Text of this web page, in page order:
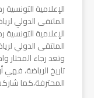
الإعلامية
الملتقى الدولي
الإعلامية
الملتقى الدولي
وتعد رجاء المختار
تاريخ الرياضة،
المحترفة،كما